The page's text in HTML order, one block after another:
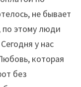
не бывает
по этому люди
у нас
которая
без